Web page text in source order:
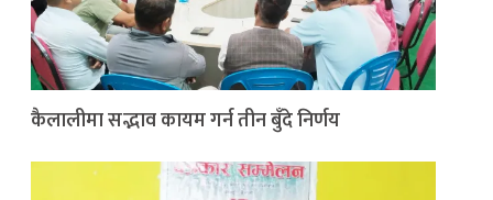
कैलालीमा सद्भाव कायम गर्न तीन बुँदे निर्णय